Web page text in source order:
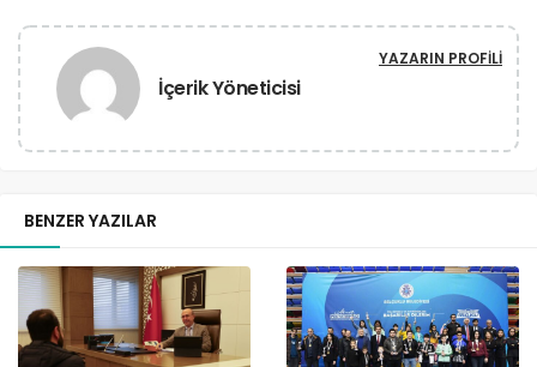
İçerik Yöneticisi
YAZARIN PROFILI
BENZER YAZILAR